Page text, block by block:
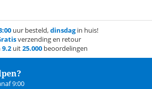
uur besteld,dinsdagin huis!
verzending en retour
9.2 uit25.000 beoordelingen
9:00